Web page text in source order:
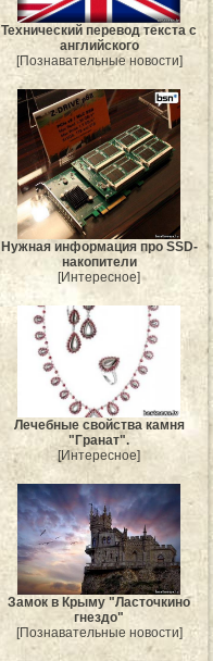
Технический перевод текста с
английского
[Познавательные новости]
Нужная информация про SSD-
накопители
[Интересное]
Лечебные свойства камня
"Гранат".
[Интересное]
Замок в Крыму "Ласточкино
гнездо"
[Познавательные новости]